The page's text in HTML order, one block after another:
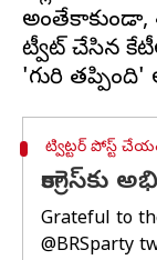
అంతేకాకుండా,
ట్వీట్ చేసిన
ట్విట్టర్ పోస్ట్
కాంగ్రెస్‌కు
Grateful to
@BRSparty